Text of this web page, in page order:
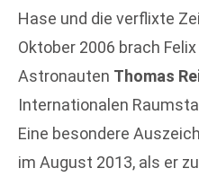
Hase und die verflixte
Oktober 2006 brach
Astronauten Thomas
Internationalen
Eine besondere
im August 2013, als er